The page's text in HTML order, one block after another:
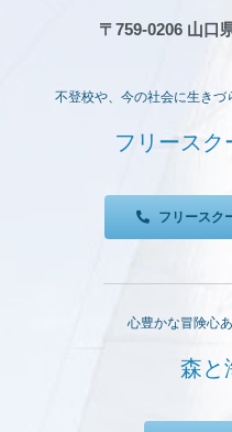
〒759-0206 山口
不登校や、今の社会に生き
フリースク
フリースク
心豊かな冒険心
森と